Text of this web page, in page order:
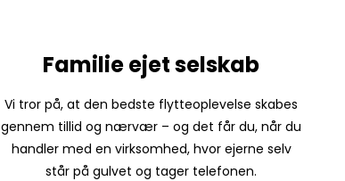
Familie ejet selskab
Vi tror på, at den bedste flytteoplevelse skabes
gennem tillid og nærvær – og det får du, når du
handler med en virksomhed, hvor ejerne selv
står på gulvet og tager telefonen.